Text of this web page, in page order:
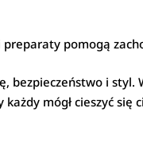
pomogą
bezpieczeństwo i
mógł cieszyć się